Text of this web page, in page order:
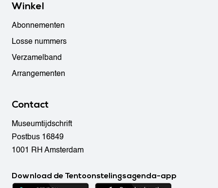
Winkel
Abonnementen
Losse nummers
Verzamelband
Arrangementen
Contact
Museumtijdschrift
Postbus 16849
1001 RH Amsterdam
Download de Tentoonstelingsagenda-app